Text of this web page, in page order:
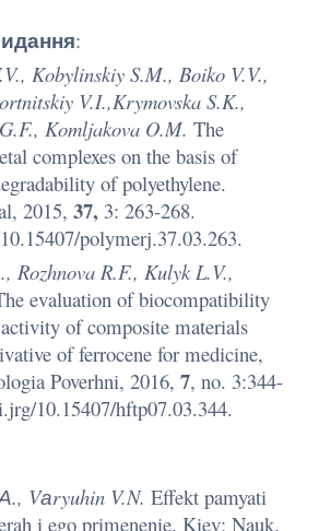
:
Kobylinskiy S.M., Boiko V.V.,
V.I.,Krymovska S.K.,
Komljakova O.M.The
complexes on the basis of
of polyethylene.
2015,37, 3: 263-268.
polymerj.37.03.263.
Rozhnova R.F., Kulyk L.V.,
evaluation of biocompatibility
of composite materials
of ferrocene for medicine,
Poverhni, 2016,7, no. 3:344-
10.15407/hftp07.03.344.
Vаryuhin V.N.Effekt pamyati
i ego primenenie. Kiev: Nauk.